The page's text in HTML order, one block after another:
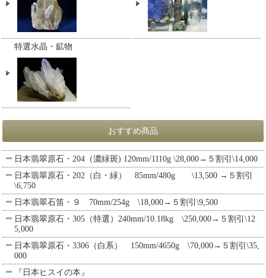
特選水晶・鉱物
おすすめ商品
日本翡翠原石・204（濃緑斑) 120mm/1110g \28,000→５割引\14,000
日本翡翠原石・202（白・緑） 85mm/480g \13,500 →５割引
\6,750
日本翡翠石笛・９ 70mm/254g \18,000→５割引\9,500
日本翡翠原石・305（特選）240mm/10.18kg \250,000→５割引\12
5,000
日本翡翠原石・3306（白系） 150mm/4650g \70,000→５割引\35,
000
『日本ヒスイの本』